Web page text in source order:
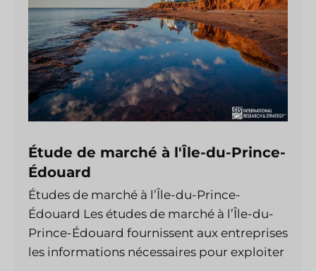
Étude de marché à l'Île-du-Prince-
Édouard
Études de marché à l’Île-du-Prince-
Édouard Les études de marché à l’Île-du-
Prince-Édouard fournissent aux entreprises
les informations nécessaires pour exploiter